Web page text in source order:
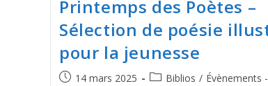
Printemps des Poètes –
Sélection de poésie
pour la jeunesse
14 mars 2025 Biblios / Évènements